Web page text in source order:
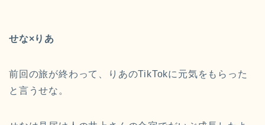
せな×りあ
前回の旅が終わって、りあのTikTokに元気をもらった
と言うせな。